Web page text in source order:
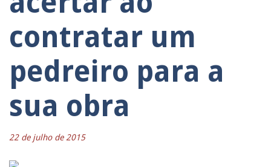
contratar um
pedreiro para a
sua obra
22 de julho de 2015